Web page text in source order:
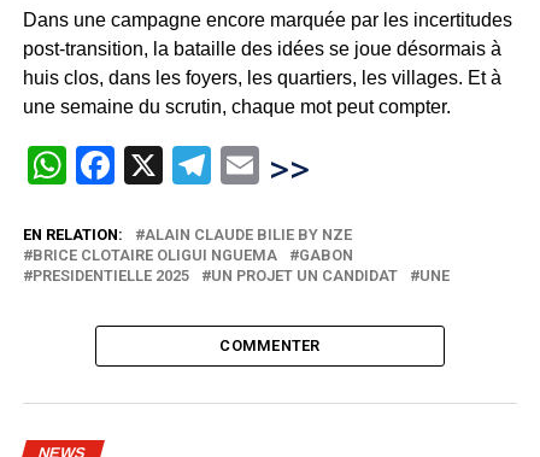
Dans une campagne encore marquée par les incertitudes
post-transition, la bataille des idées se joue désormais à
huis clos, dans les foyers, les quartiers, les villages. Et à
une semaine du scrutin, chaque mot peut compter.
WhatsApp
Facebook
X Telegram
Email
>>
EN RELATION:
ALAIN CLAUDE BILIE BY NZE
BRICE CLOTAIRE OLIGUI NGUEMA
GABON
PRESIDENTIELLE 2025
UN PROJET UN CANDIDAT UNE
COMMENTER
NEWS